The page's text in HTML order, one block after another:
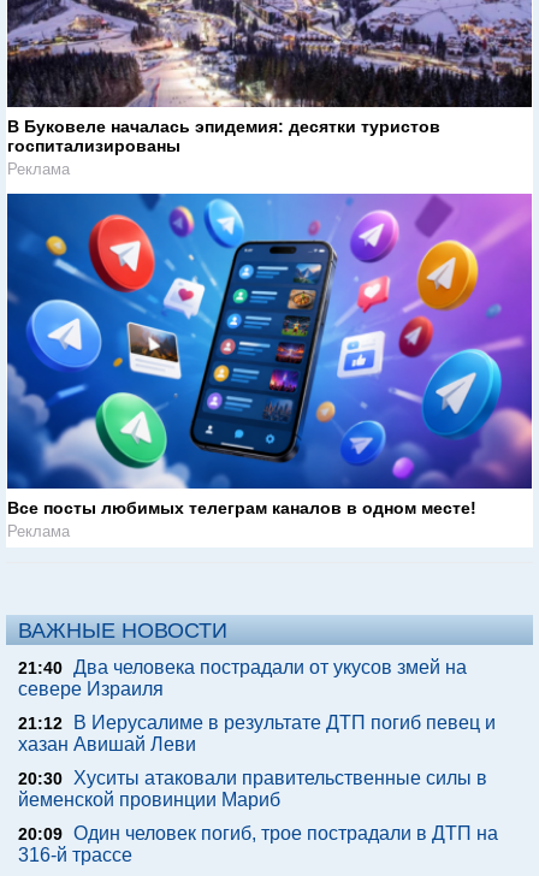
В Буковеле началась эпидемия: десятки туристов
госпитализированы
Реклама
Все посты любимых телеграм каналов в одном месте!
Реклама
ВАЖНЫЕ НОВОСТИ
21:40 Два человека пострадали от укусов змей на
севере Израиля
21:12
В Иерусалиме в результате ДТП погиб певец и
хазан Авишай Леви
20:30
Хуситы атаковали правительственные силы в
йеменской провинции Мариб
20:09 Один человек погиб, трое пострадали в ДТП на
316-й трассе